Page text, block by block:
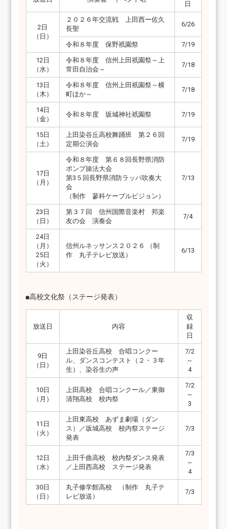
日
2日
（日）
２０２６年交流戦 上田西ー佐久
長聖
6/26
令和８年度 保野祇園祭 7/19
12日
（水）
令和８年度 信州上田祇園祭～上
常田自治会～
7/18
13日
（木）
令和８年度 信州上田祇園祭～横
町ほか～
7/18
14日
（金）
令和８年度 坂城神社祇園祭 7/19
15日
（土）
上田染谷丘高校舞踊班 第２６回
定期公演会
7/19
17日
（月）
令和８年度 第６８回長野県消防
ポンプ操法大会
第3５回長野県消防ラッパ吹奏大
会
（制作 蓼科ケーブルビジョン）
7/13
23日
（日）
第３７回 信州国際音楽村 邦楽
友の会 演奏会
7/4
24日
（月）
25日
（火）
信州ルネッサンス２０２６ （制
作 丸子テレビ放送）
6/13
■高校文化祭（ステージ発表）
放送日 内容
収
録
日
9日
（日）
上田染谷丘高校 合唱コンクー
ル、ダンスコンテスト（２・３年
生）、染谷生の声
7/2
～
4
10日
（月）
上田高校 合唱コンクール／東御
清翔高校 校内祭
7/2
～
3
11日
（火）
上田東高校 あずま劇場（ダン
ス）／坂城高校 校内祭ステージ
発表
7/3
12日
（水）
上田千曲高校 校内祭ダンス発表
／上田西高校 ステージ発表
7/3
～
4
30日
（日）
丸子修学館高校 （制作 丸子テ
レビ放送）
7/3